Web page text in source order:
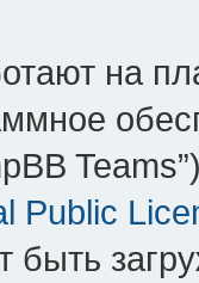
на
Public
быть